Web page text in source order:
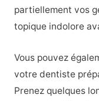
partiellement vos
topique indolore
Vous pouvez
votre dentiste
Prenez quelques